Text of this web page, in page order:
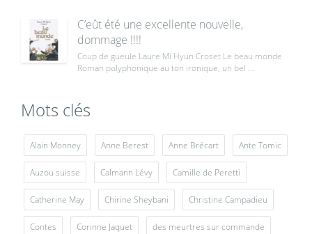
C’eût été une excellente nouvelle,
dommage !!!!
Coup de gueule Laure Mi Hyun Croset Le beau monde
Roman polyphonique au ton ironique, un bel ...
Mots clés
Alain Monney Anne Berest Anne Brécart Ante Tomic
Auzou suisse Calmann Lévy Camille de Peretti
Catherine May Chirine Sheybani Christine Campadieu
Contes Corinne Jaquet des meurtres sur commande